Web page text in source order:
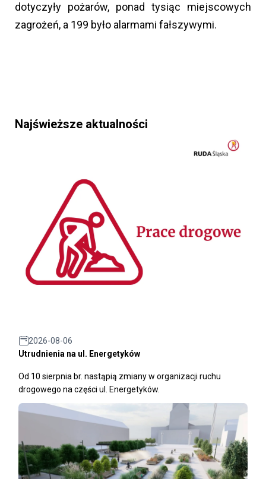
dotyczyły pożarów, ponad tysiąc miejscowych
zagrożeń, a 199 było alarmami fałszywymi.
Najświeższe aktualności
2026-08-06
Utrudnienia na ul. Energetyków
Od 10 sierpnia br. nastąpią zmiany w organizacji ruchu
drogowego na części ul. Energetyków.